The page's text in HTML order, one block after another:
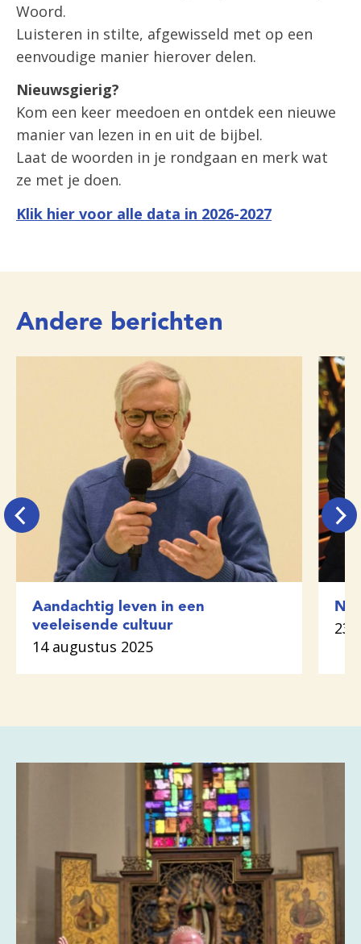
Woord.
Luisteren in stilte, afgewisseld met op een
eenvoudige manier hierover delen.
Nieuwsgierig?
Kom een keer meedoen en ontdek een nieuwe
manier van lezen in en uit de bijbel.
Laat de woorden in je rondgaan en merk wat
ze met je doen.
Klik hier voor alle data in 2026-2027
Andere berichten
Aandachtig leven in een
veeleisende cultuur
14 augustus 2025
23